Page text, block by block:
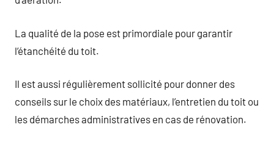
La qualité de la pose est primordiale pour garantir
l’étanchéité du toit.
Il est aussi régulièrement sollicité pour donner des
conseils sur le choix des matériaux, l’entretien du toit ou
les démarches administratives en cas de rénovation.